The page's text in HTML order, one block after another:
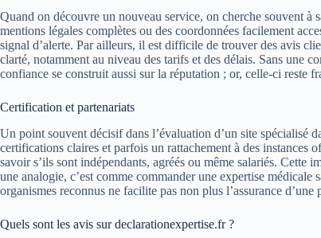
Quand on découvre un nouveau service, on cherche souvent à
mentions légales complètes ou des coordonnées facilement
signal d’alerte. Par ailleurs, il est difficile de trouver des avis
clarté, notamment au niveau des tarifs et des délais. Sans une
confiance se construit aussi sur la réputation ; or, celle-ci reste
Certification et partenariats
Un point souvent décisif dans l’évaluation d’un site spécialisé
certifications claires et parfois un rattachement à des instances
savoir s’ils sont indépendants, agréés ou même salariés.
une analogie, c’est comme commander une expertise
organismes reconnus ne facilite pas non plus l’assurance
Quels sont les avis sur declarationexpertise.fr ?